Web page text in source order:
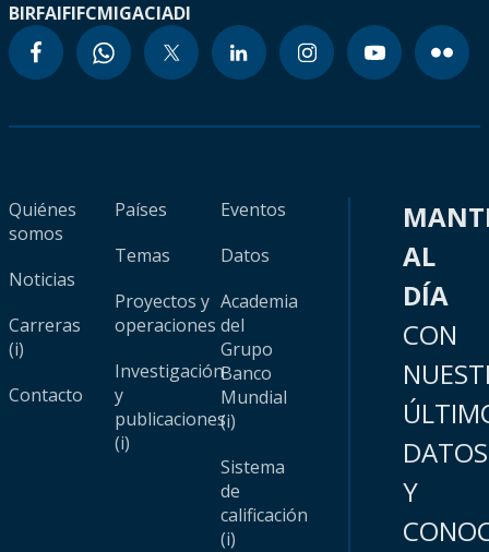
BIRFAIFIFCMIGACIADI
Quiénes
somos
Noticias
Carreras
(i)
Contacto
Países
Temas
Proyectos y
operaciones
Investigación
y
publicaciones
(i)
Eventos
Datos
Academia
del
Grupo
Banco
Mundial
(i)
Sistema
de
calificación
(i)
AL
DÍA
CON
DATOS
Y